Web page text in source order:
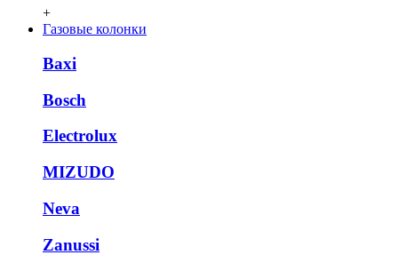
+
Газовые колонки
Baxi
Bosch
Electrolux
MIZUDO
Neva
Zanussi